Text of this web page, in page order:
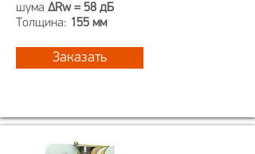
шума ΔRw = 58 дБ
Толщина: 155 мм
Заказать